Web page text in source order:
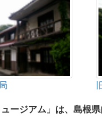
ュージアム」は、島根